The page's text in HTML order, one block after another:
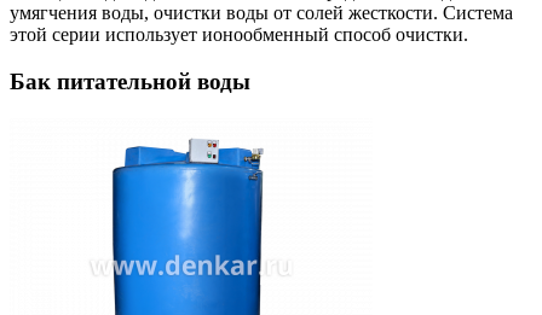
умягчения воды, очистки воды от солей жесткости. Система
этой серии использует ионообменный способ очистки.
Бак питательной воды